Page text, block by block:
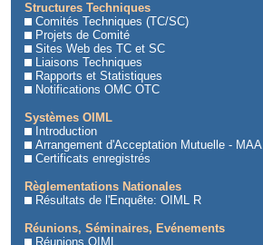
Structures Techniques
Comités Techniques (TC/SC)
Projets de Comité
Sites Web des TC et SC
Liaisons Techniques
Rapports et Statistiques
Notifications OMC OTC
Systèmes OIML
Introduction
Arrangement d'Acceptation Mutuelle - MAA
Certificats enregistrés
Règlementations Nationales
Résultats de l'Enquête: OIML R
Réunions, Séminaires, Evénements
Réunions OIML